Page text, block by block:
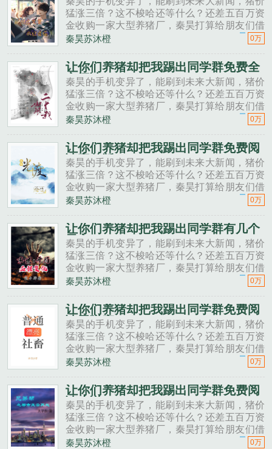
猛涨三倍？这不梭哈还等什么？还差五百万资
金收购一家大型养猪厂，秦昊打算给朋友们借
一点。秦昊老班长啊，我想回家养猪，要不要
秦昊二狗子，借500万买点......
秦昊苏沐橙 0万
让你们养猪却把我踢出同学群免费全
文阅读
秦昊的手机变异了，能刷到未来大新闻，猪价
猛涨三倍？这不梭哈还等什么？还差五百万资
金收购一家大型养猪厂，秦昊打算给朋友们借
一点。秦昊老班长啊，我想回家养猪，要不要
秦昊二狗子，借500万买点......
秦昊苏沐橙 0万
让你们养猪却把我踢出同学群免费阅
读完整版
秦昊的手机变异了，能刷到未来大新闻，猪价
猛涨三倍？这不梭哈还等什么？还差五百万资
金收购一家大型养猪厂，秦昊打算给朋友们借
一点。秦昊老班长啊，我想回家养猪，要不要
秦昊二狗子，借500万买点......
秦昊苏沐橙 0万
让你们养猪却把我踢出同学群有几个
男主
秦昊的手机变异了，能刷到未来大新闻，猪价
猛涨三倍？这不梭哈还等什么？还差五百万资
金收购一家大型养猪厂，秦昊打算给朋友们借
一点。秦昊老班长啊，我想回家养猪，要不要
秦昊二狗子，借500万买点......
秦昊苏沐橙 0万
让你们养猪却把我踢出同学群免费阅
读无弹窗
秦昊的手机变异了，能刷到未来大新闻，猪价
猛涨三倍？这不梭哈还等什么？还差五百万资
金收购一家大型养猪厂，秦昊打算给朋友们借
一点。秦昊老班长啊，我想回家养猪，要不要
秦昊二狗子，借500万买点......
秦昊苏沐橙 0万
让你们养猪却把我踢出同学群免费阅
读小说
秦昊的手机变异了，能刷到未来大新闻，猪价
猛涨三倍？这不梭哈还等什么？还差五百万资
金收购一家大型养猪厂，秦昊打算给朋友们借
一点。秦昊老班长啊，我想回家养猪，要不要
秦昊苏沐橙 0万